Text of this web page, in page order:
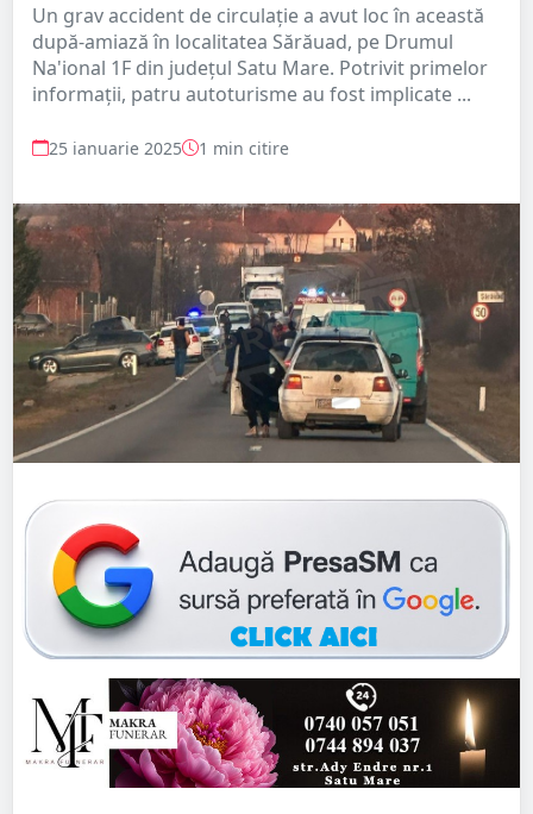
Un grav accident de circulație a avut loc în această
după-amiază în localitatea Sărăuad, pe Drumul
Na'ional 1F din județul Satu Mare. Potrivit primelor
informații, patru autoturisme au fost implicate ...
25 ianuarie 2025 1 min citire